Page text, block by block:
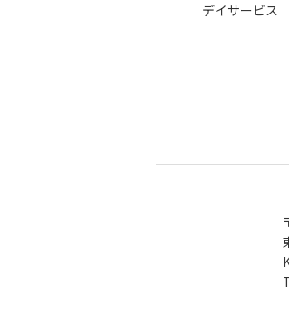
デイサービス